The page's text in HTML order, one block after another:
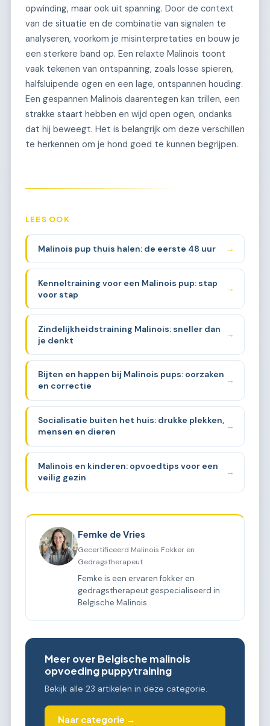
opwinding, maar ook uit spanning. Door de context
van de situatie en de combinatie van signalen te
analyseren, voorkom je misinterpretaties en bouw je
een sterkere band op. Een relaxte Malinois toont
vaak tekenen van ontspanning, zoals losse spieren,
halfsluipende ogen en een lage, ontspannen houding.
Een gespannen Malinois daarentegen kan trillen, een
strakke staart hebben en wijd open ogen, ondanks
dat hij beweegt. Het is belangrijk om deze verschillen
te herkennen om je hond goed te kunnen begrijpen.
LEES OOK
Malinois pup thuis halen: de eerste 48 uur →
Kenneltraining voor een Malinois pup: stap
voor stap
→
Zindelijkheidstraining Malinois: sneller dan
je denkt
→
Bijten en happen bij Malinois pups: oorzaken
en correctie
→
Socialisatie buiten het huis: drukke plekken,
mensen en dieren
→
Malinois en kinderen: opvoedtips voor een
veilig gezin
→
Femke de Vries
Gecertificeerd Malinois Fokker en
Gedragstherapeut
Femke is een ervaren fokker en
gedragstherapeut gespecialiseerd in
Belgische Malinois.
Meer over Belgische malinois
opvoeding puppytraining
Bekijk alle 23 artikelen in deze categorie.
Naar categorie →